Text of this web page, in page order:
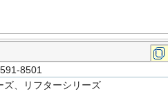
8501
ズ、リフターシリーズ